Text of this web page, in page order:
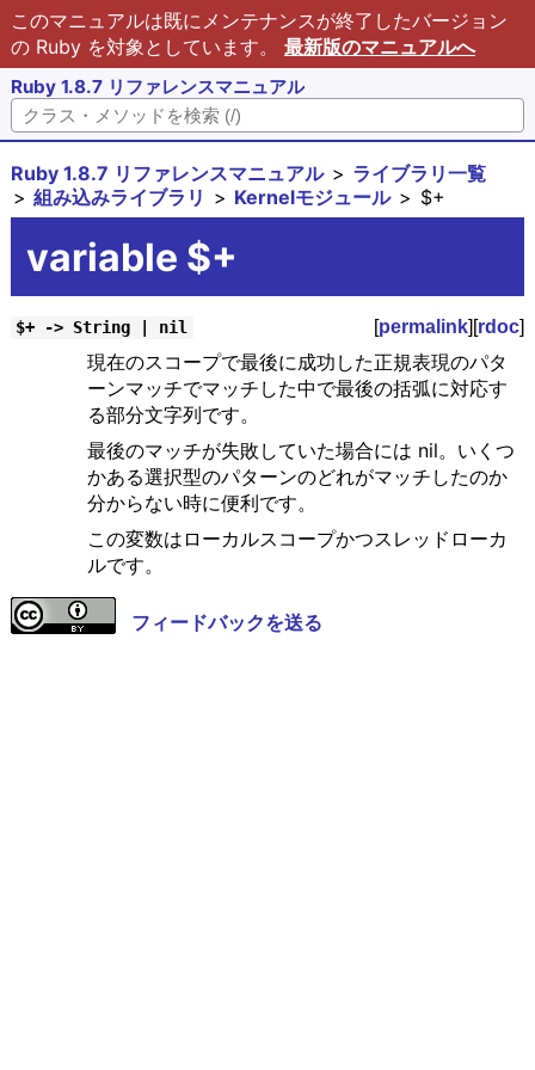
このマニュアルは既にメンテナンスが終了したバージョン
の Ruby を対象としています。 最新版のマニュアルへ
Ruby 1.8.7 リファレンスマニュアル
Ruby 1.8.7 リファレンスマニュアル
ライブラリ一覧
組み込みライブラリ
Kernelモジュール $+
variable $+
$+ -> String | nil [permalink][rdoc]
現在のスコープで最後に成功した正規表現のパタ
ーンマッチでマッチした中で最後の括弧に対応す
る部分文字列です。
最後のマッチが失敗していた場合には nil。いくつ
かある選択型のパターンのどれがマッチしたのか
分からない時に便利です。
この変数はローカルスコープかつスレッドローカ
ルです。
フィードバックを送る